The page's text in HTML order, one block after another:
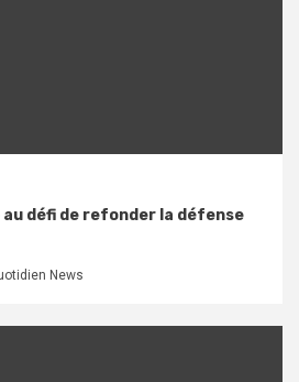
défi de refonder la défense
News